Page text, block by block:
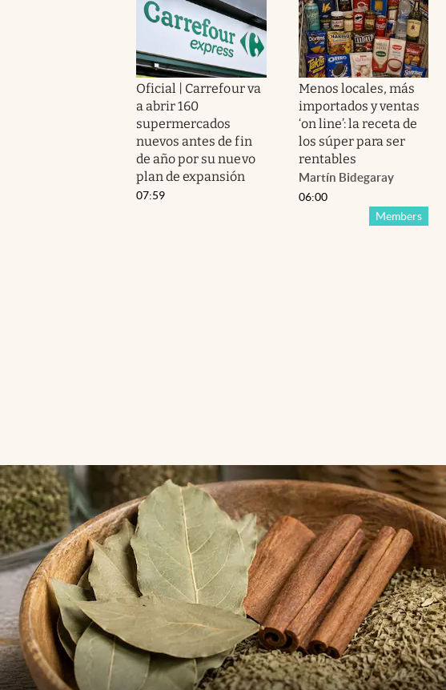
Oficial | Carrefour va
a abrir 160
supermercados
nuevos antes de fin
de año por su nuevo
plan de expansión
07:59
Menos locales, más
importados y ventas
‘on line’: la receta de
los súper para ser
rentables
Martín Bidegaray
Members
06:00